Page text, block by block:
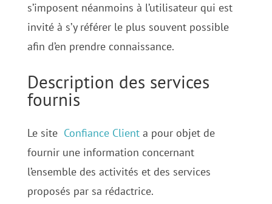
s’imposent néanmoins à l’utilisateur qui est
invité à s’y référer le plus souvent possible
afin d’en prendre connaissance.
Description des services
fournis
Le site Confiance Clienta pour objet de
fournir une information concernant
l’ensemble des activités et des services
proposés par sa rédactrice.